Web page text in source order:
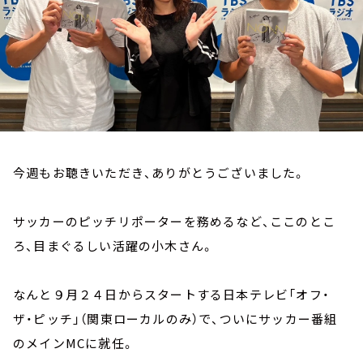
今週もお聴きいただき、ありがとうございました。
サッカーのピッチリポーターを務めるなど、ここのとこ
ろ、目まぐるしい活躍の小木さん。
なんと９月２４日からスタートする日本テレビ「オフ・
ザ・ピッチ」（関東ローカルのみ）で、ついにサッカー番組
のメインMCに就任。